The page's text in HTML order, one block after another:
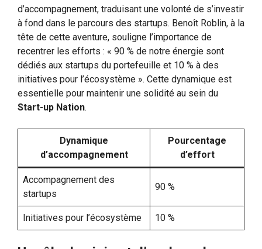
d’accompagnement, traduisant une volonté de s’investir
à fond dans le parcours des startups. Benoît Roblin, à la
tête de cette aventure, souligne l’importance de
recentrer les efforts : « 90 % de notre énergie sont
dédiés aux startups du portefeuille et 10 % à des
initiatives pour l’écosystème ». Cette dynamique est
essentielle pour maintenir une solidité au sein du
Start-up Nation.
Dynamique
d’accompagnement
Pourcentage
d’effort
Accompagnement des
startups
90 %
Initiatives pour l’écosystème 10 %